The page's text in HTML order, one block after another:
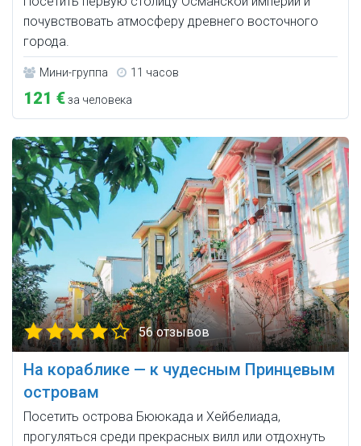
почувствовать атмосферу древнего восточного
города.
Мини-группа 11 часов
121 €за человека
56 отзывов
На кораблике — к чудесным Принцевым
островам
Посетить острова Бююкада и Хейбелиада,
прогуляться среди прекрасных вилл или отдохнуть